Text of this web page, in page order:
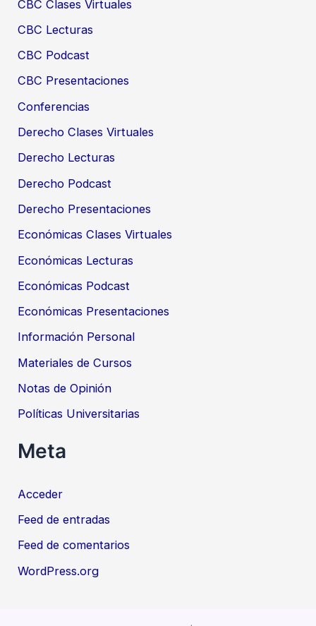
CBC Clases Virtuales
CBC Lecturas
CBC Podcast
CBC Presentaciones
Conferencias
Derecho Clases Virtuales
Derecho Lecturas
Derecho Podcast
Derecho Presentaciones
Económicas Clases Virtuales
Económicas Lecturas
Económicas Podcast
Económicas Presentaciones
Información Personal
Materiales de Cursos
Notas de Opinión
Políticas Universitarias
Meta
Acceder
Feed de entradas
Feed de comentarios
WordPress.org